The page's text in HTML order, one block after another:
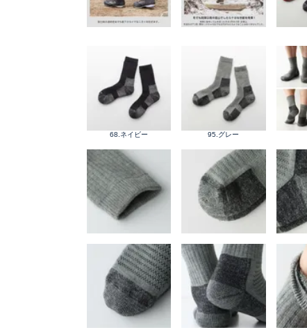
68.ネイビー 95.グレー